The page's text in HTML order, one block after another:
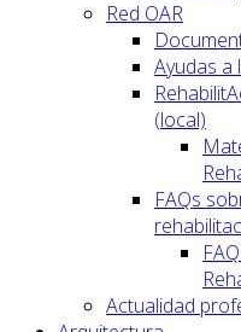
Red OAR
Ayudas a
(local)
FAQs
Actualidad